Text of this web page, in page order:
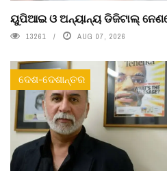
ୟୁପିଆଇ ଓ ଅନ୍ୟାନ୍ୟ ଡିଜିଟାଲ୍
13261 AUG 07, 2026
ଦେଶ-ଦେଶାନ୍ତର